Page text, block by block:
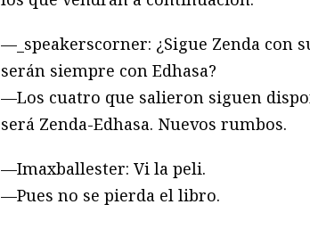
—_speakerscorner: ¿Sigue Zenda con
serán siempre con Edhasa?
—Los cuatro que salieron siguen
será Zenda-Edhasa. Nuevos rumbos.
—Imaxballester: Vi la peli.
—Pues no se pierda el libro.